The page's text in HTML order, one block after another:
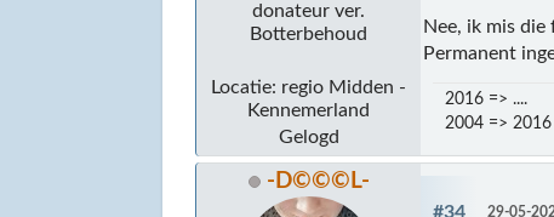
donateur ver.
Botterbehoud
Locatie: regio Midden -
Kennemerland
Gelogd
Nee, ik mis
Permanent
2016 => .... |
2004 =>
-D©©©L-
#34 29-05-